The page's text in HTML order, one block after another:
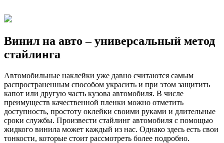
Винил на авто – универсальный метод
стайлинга
Автомобильные наклейки уже давно считаются самым
распространенным способом украсить и при этом защитить
капот или другую часть кузова автомобиля. В числе
преимуществ качественной пленки можно отметить
доступность, простоту оклейки своими руками и длительные
сроки службы. Произвести стайлинг автомобиля с помощью
жидкого винила может каждый из нас. Однако здесь есть свои
тонкости, которые стоит рассмотреть более подробно.